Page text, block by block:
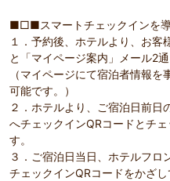
■□■スマートチェックインを
１．予約後、ホテルより、お客
と「マイページ案内」メール2
（マイページにて宿泊者情報
可能です。）
２．ホテルより、ご宿泊日前日
へチェックインQRコードとチ
す。
３．ご宿泊日当日、ホテルフロ
チェックインQRコードをかざ